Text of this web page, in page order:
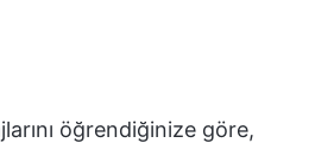
öğrendiğinize göre,